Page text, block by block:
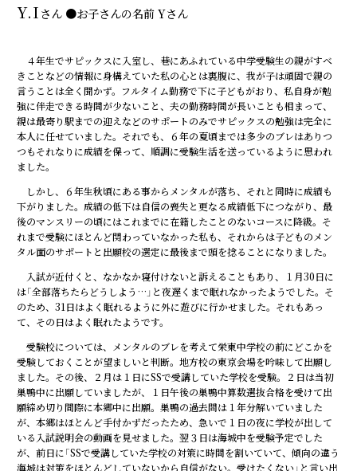
Y.I さん ●お子さんの名前Yさん
４年生でサピックスに入室し、巷にあふれている中学受験生の親がすべ
きことなどの情報に身構えていた私の心とは裏腹に、我が子は頑固で親の
言うことは全く聞かず。フルタイム勤務で下に子どもがおり、私自身が勉
強に伴走できる時間が少ないこと、夫の勤務時間が長いことも相まって、
親は最寄り駅までの迎えなどのサポートのみでサピックスの勉強は完全に
本人に任せていました。それでも、６年の夏頃までは多少のブレはありつ
つもそれなりに成績を保って、順調に受験生活を送っているように思われ
ました。
しかし、６年生秋頃にある事からメンタルが落ち、それと同時に成績も
下がりました。成績の低下は自信の喪失と更なる成績低下につながり、最
後のマンスリーの頃にはこれまでに在籍したことのないコースに降級。そ
れまで受験にほとんど関わっていなかった私も、それからは子どものメン
タル面のサポートと出願校の選定に最後まで頭を捻ることになりました。
入試が近付くと、なかなか寝付けないと訴えることもあり、１月30日に
は「全部落ちたらどうしよう…」と夜遅くまで眠れなかったようでした。そ
のため、31日はよく眠れるように外に遊びに行かせました。それもあっ
て、その日はよく眠れたようです。
受験校については、メンタルのブレを考えて栄東中学校の前にどこかを
受験しておくことが望ましいと判断。地方校の東京会場を吟味して出願し
ました。その後、２月は１日にSSで受講していた学校を受験。２日は当初
巣鴨中に出願していましたが、１日午後の巣鴨中算数選抜合格を受けて出
願締め切り間際に本郷中に出願。巣鴨の過去問は１年分解いていました
が、本郷はほとんど手付かずだったため、急いで１日の夜に学校が出して
いる入試説明会の動画を見せました。翌３日は海城中を受験予定でした
が、前日に「SSで受講していた学校の対策に時間を割いていて、傾向の違う
海城は対策をほとんどしていないから自信がない。受けたくない」と言い出